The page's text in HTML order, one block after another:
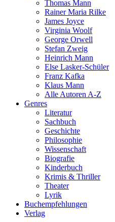
Thomas Mann
Rainer Maria Rilke
James Joyce
Virginia Woolf
George Orwell
Stefan Zweig
Heinrich Mann
Else Lasker-Schüler
Franz Kafka
Klaus Mann
Alle Autoren A-Z
Genres
Literatur
Sachbuch
Geschichte
Philosophie
Wissenschaft
Biografie
Kinderbuch
Krimis & Thriller
Theater
Lyrik
Buchempfehlungen
Verlag